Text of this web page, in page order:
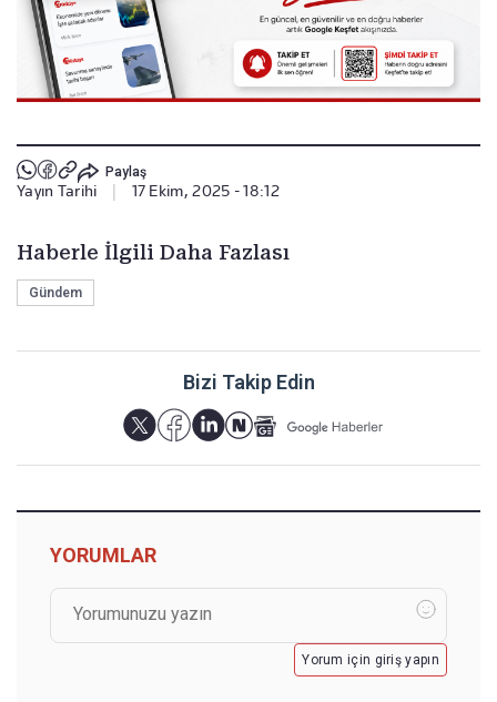
Paylaş
Yayın Tarihi 17 Ekim, 2025 - 18:12
Haberle İlgili Daha Fazlası
Gündem
Bizi Takip Edin
YORUMLAR
Yorum için giriş yapın